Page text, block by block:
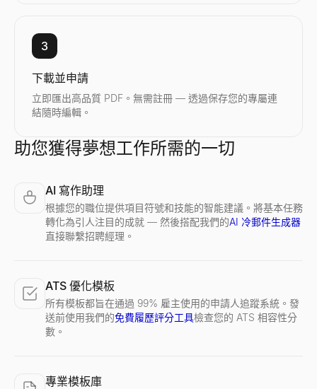
3
下載並申請
立即匯出高品質 PDF。無需註冊 — 透過保存您的專屬連
結隨時編輯。
助您獲得夢想工作所需的一切
AI 寫作助理
根據您的職位提供項目符號和技能的智能建議。將基本任務
轉化為引人注目的成就 — 然後搭配我們的AI 冷郵件生成器
直接聯繫招聘經理。
ATS 優化模板
所有模板都旨在通過 99% 雇主使用的申請人追蹤系統。發
送前使用我們的免費履歷評分工具檢查您的 ATS 相容性分
數。
專業模板庫